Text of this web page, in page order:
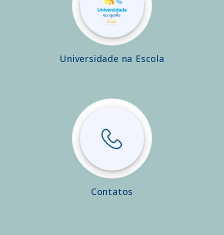
Universidade na Escola
Contatos